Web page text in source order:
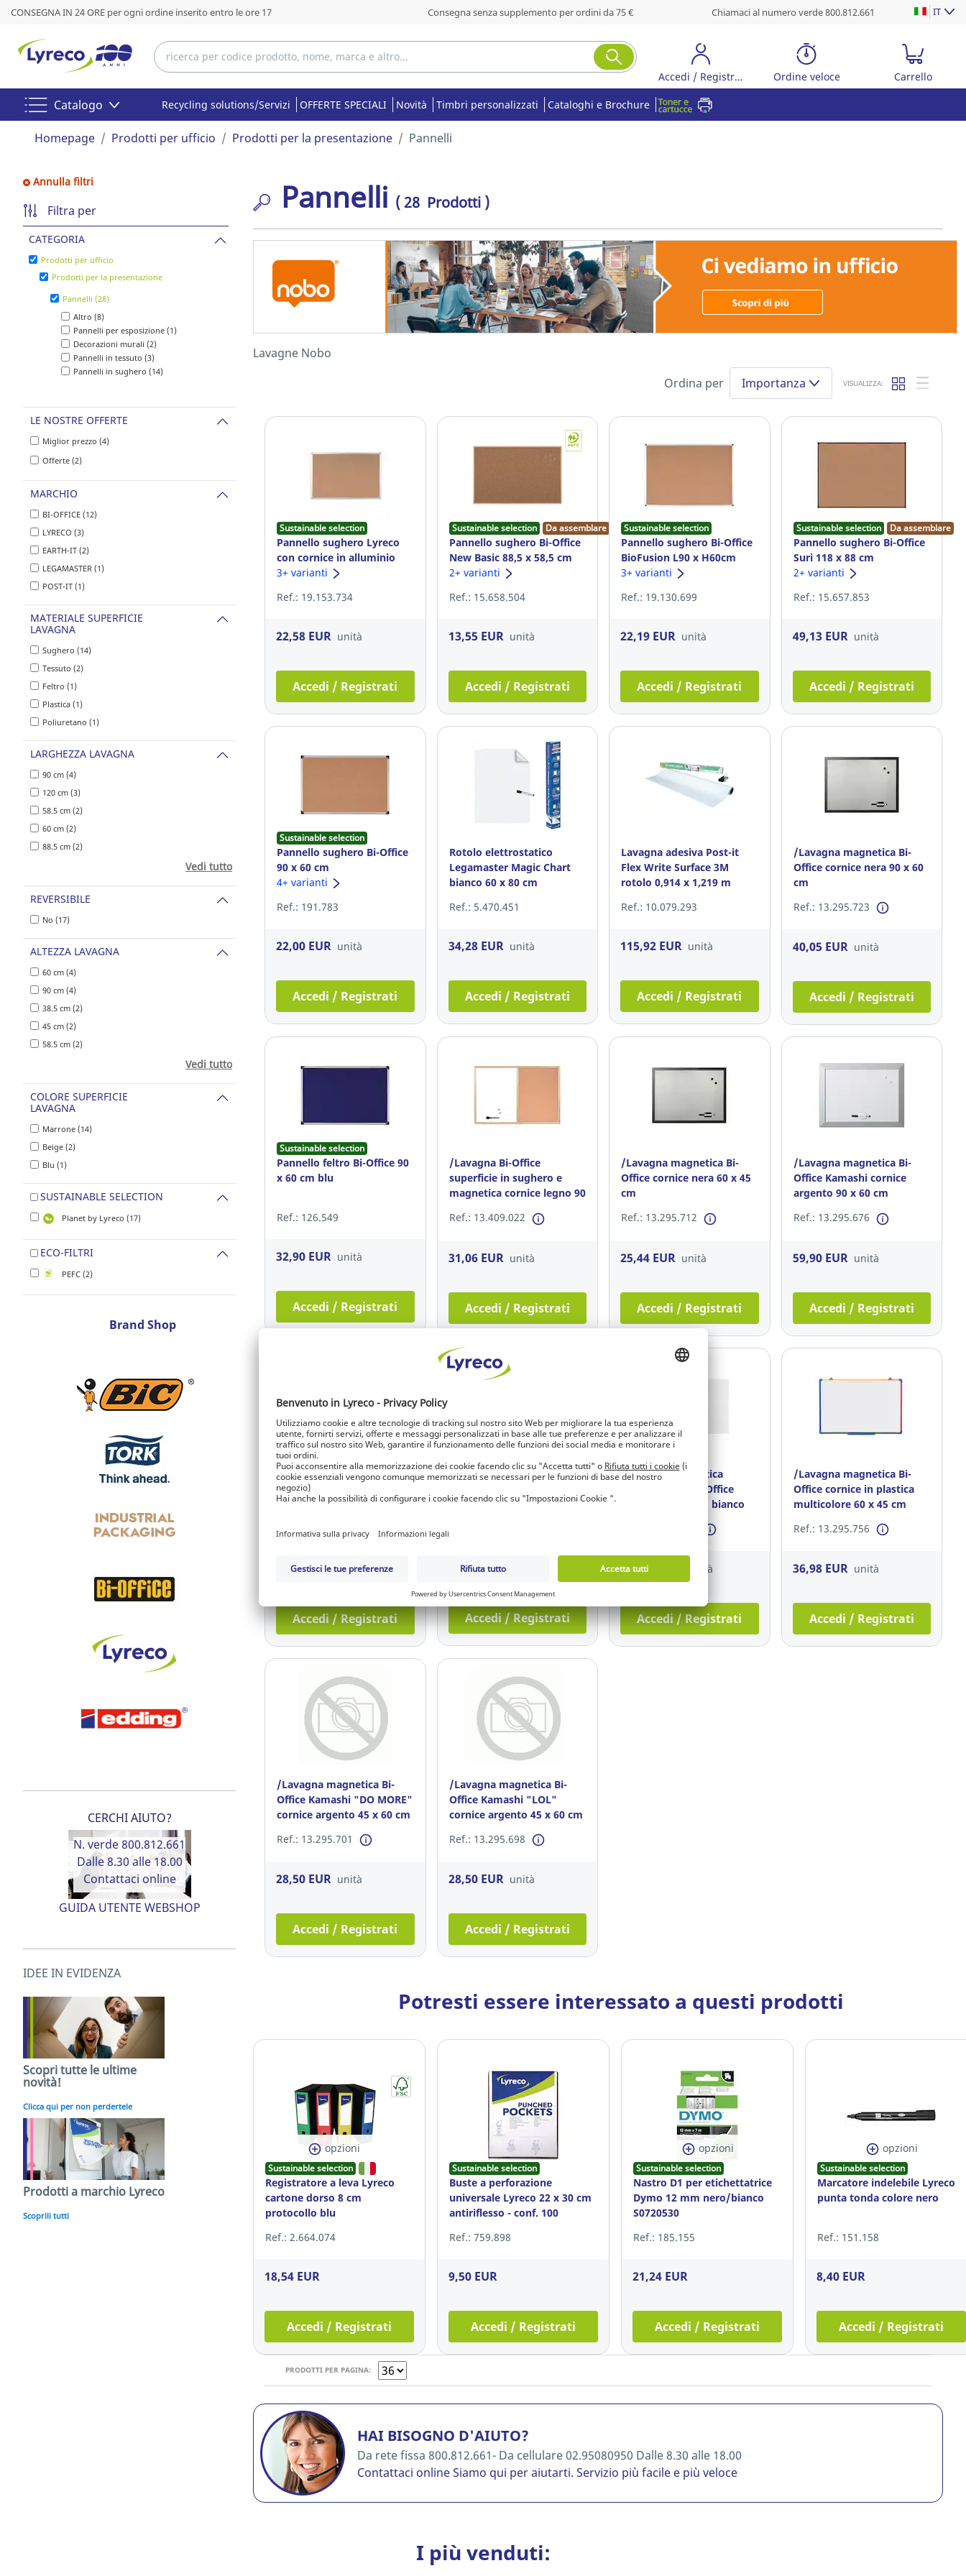
CONSEGNA IN 24 ORE per ogni ordine inserito entro le ore 17 Consegna senza supplemento per ordini da 75 € Chiamaci al numero verde 800.812.661 IT
Accedi / Registrati Ordine veloce Carrello
Catalogo Recycling solutions/Servizi OFFERTE SPECIALI Novità Timbri personalizzati Cataloghi e Brochure
Homepage Prodotti per ufficio Prodotti per la presentazione Pannelli
Annulla filtri
Filtra per
CATEGORIA
Prodotti per ufficio
Prodotti per la presentazione
Pannelli (28)
Altro (8)
Pannelli per esposizione (1)
Decorazioni murali (2)
Pannelli in tessuto (3)
Pannelli in sughero (14)
LE NOSTRE OFFERTE
Miglior prezzo (4)
Offerte (2)
MARCHIO
BI-OFFICE (12)
LYRECO (3)
EARTH-IT (2)
LEGAMASTER (1)
POST-IT (1)
MATERIALE SUPERFICIE
LAVAGNA
Sughero (14)
Tessuto (2)
Feltro (1)
Plastica (1)
Poliuretano (1)
LARGHEZZA LAVAGNA
90 cm (4)
120 cm (3)
58.5 cm (2)
60 cm (2)
88.5 cm (2)
Vedi tutto
REVERSIBILE
No (17)
ALTEZZA LAVAGNA
60 cm (4)
90 cm (4)
38.5 cm (2)
45 cm (2)
58.5 cm (2)
Vedi tutto
COLORE SUPERFICIE
LAVAGNA
Marrone (14)
Beige (2)
Blu (1)
SUSTAINABLE SELECTION
Planet by Lyreco (17)
ECO-FILTRI
PEFC (2)
Brand Shop
CERCHI AIUTO?
N. verde 800.812.661
Dalle 8.30 alle 18.00
Contattaci online
GUIDA UTENTE WEBSHOP
IDEE IN EVIDENZA
Scopri tutte le ultime
novità!
Clicca qui per non perdertele
Prodotti a marchio Lyreco
Scoprili tutti
Pannelli ( 28 Prodotti )
Lavagne Nobo
Ordina per
Importanza VISUALIZZA:
Sustainable selection
Pannello sughero Lyreco
con cornice in alluminio
60x90cm
3+ varianti
Ref.: 19.153.734
22,58 EUR unità
Accedi / Registrati
Sustainable selection Da assemblare
Pannello sughero Bi-Office
New Basic 88,5 x 58,5 cm
2+ varianti
Ref.: 15.658.504
13,55 EUR unità
Accedi / Registrati
Sustainable selection
Pannello sughero Bi-Office
BioFusion L90 x H60cm
3+ varianti
Ref.: 19.130.699
22,19 EUR unità
Accedi / Registrati
Sustainable selection Da assemblare
Pannello sughero Bi-Office
Suri 118 x 88 cm
2+ varianti
Ref.: 15.657.853
49,13 EUR unità
Accedi / Registrati
Sustainable selection
Pannello sughero Bi-Office
90 x 60 cm
4+ varianti
Ref.: 191.783
22,00 EUR unità
Accedi / Registrati
Rotolo elettrostatico
Legamaster Magic Chart
bianco 60 x 80 cm
Ref.: 5.470.451
34,28 EUR unità
Accedi / Registrati
Lavagna adesiva Post-it
Flex Write Surface 3M
rotolo 0,914 x 1,219 m
Ref.: 10.079.293
115,92 EUR unità
Accedi / Registrati
/Lavagna magnetica Bi-
Office cornice nera 90 x 60
cm
Ref.: 13.295.723
40,05 EUR unità
Accedi / Registrati
Sustainable selection
Pannello feltro Bi-Office 90
x 60 cm blu
Ref.: 126.549
32,90 EUR unità
Accedi / Registrati
/Lavagna Bi-Office
superficie in sughero e
magnetica cornice legno 90
Ref.: 13.409.022
31,06 EUR unità
Accedi / Registrati
/Lavagna magnetica Bi-
Office cornice nera 60 x 45
cm
Ref.: 13.295.712
25,44 EUR unità
Accedi / Registrati
/Lavagna magnetica Bi-
Office Kamashi cornice
argento 90 x 60 cm
Ref.: 13.295.676
59,90 EUR unità
Accedi / Registrati
/Lavagna magnetica Bi-
Office Kamashi cornice
argento 60 x 45 cm
Ref.: 13.295.665
36,32 EUR unità
Accedi / Registrati
Bacheca in tessuto Bi-Office
2+ varianti
12,69 EUR
Accedi / Registrati
/Lavagna magnetica
antimicrobica Bi-Office
Maya 120 x 90 cm bianco
137,00 EUR unità
Accedi / Registrati
/Lavagna magnetica Bi-
Office cornice in plastica
multicolore 60 x 45 cm
Ref.: 13.295.756
36,98 EUR unità
Accedi / Registrati
/Lavagna magnetica Bi-
Office Kamashi "DO MORE"
cornice argento 45 x 60 cm
Ref.: 13.295.701
28,50 EUR unità
Accedi / Registrati
/Lavagna magnetica Bi-
Office Kamashi "LOL"
cornice argento 45 x 60 cm
Ref.: 13.295.698
28,50 EUR unità
Accedi / Registrati
Potresti essere interessato a questi prodotti
opzioni
Sustainable selection
Registratore a leva Lyreco
cartone dorso 8 cm
protocollo blu
Ref.: 2.664.074
18,54 EUR
Accedi / Registrati
Sustainable selection
Buste a perforazione
universale Lyreco 22 x 30 cm
antiriflesso - conf. 100
Ref.: 759.898
9,50 EUR
Accedi / Registrati
opzioni
Sustainable selection
Nastro D1 per etichettatrice
Dymo 12 mm nero/bianco
S0720530
Ref.: 185.155
21,24 EUR
Accedi / Registrati
opzioni
Sustainable selection
Marcatore indelebile Lyreco
punta tonda colore nero
Ref.: 151.158
8,40 EUR
Accedi / Registrati
PRODOTTI PER PAGINA:
HAI BISOGNO D'AIUTO?
Da rete fissa 800.812.661- Da cellulare 02.95080950 Dalle 8.30 alle 18.00
Contattaci onlineSiamo qui per aiutarti. Servizio più facile e più veloce
I più venduti: